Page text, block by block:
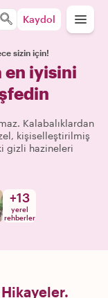
Kaydol
sizin için!
en iyisini
Kalabalıklardan
kişiselleştirilmiş
gizli hazineleri
+13
yerel
rehberler